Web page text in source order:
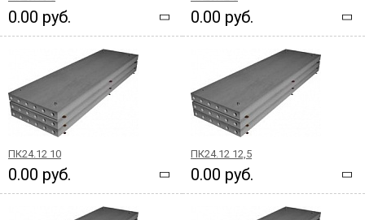
0.00 руб. 0.00 руб.
ПК24.12 10
0.00 руб.
ПК24.12 12,5
0.00 руб.